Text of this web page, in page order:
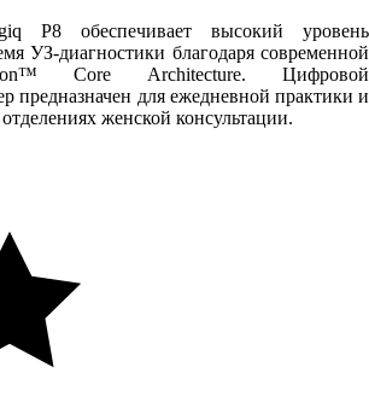
P8 обеспечивает высокий уровень
УЗ-диагностики благодаря современной
Core Architecture. Цифровой
предназначен для ежедневной практики и
женской консультации.